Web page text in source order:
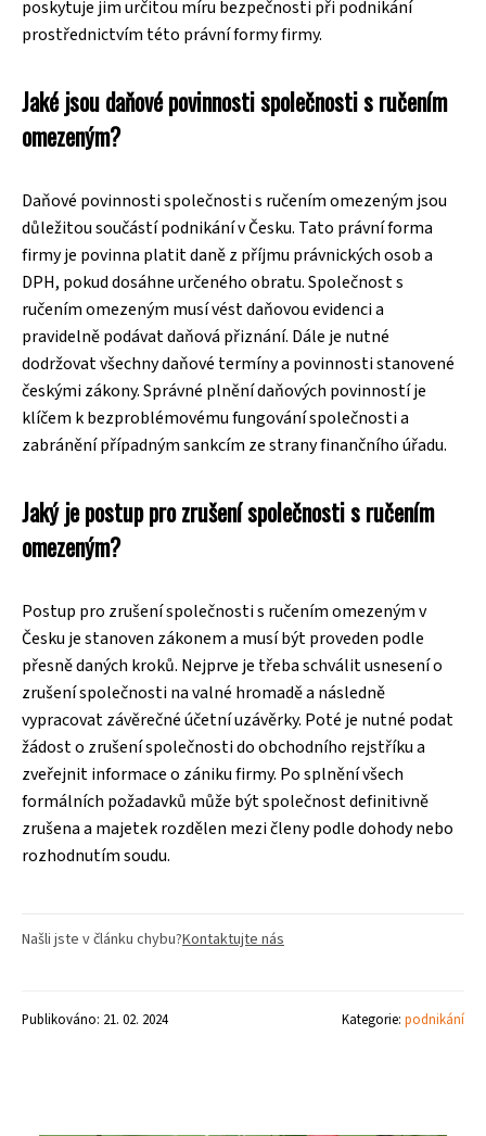
poskytuje jim určitou míru bezpečnosti při podnikání
prostřednictvím této právní formy firmy.
Jaké jsou daňové povinnosti společnosti s ručením
omezeným?
Daňové povinnosti společnosti s ručením omezeným jsou
důležitou součástí podnikání v Česku. Tato právní forma
firmy je povinna platit daně z příjmu právnických osob a
DPH, pokud dosáhne určeného obratu. Společnost s
ručením omezeným musí vést daňovou evidenci a
pravidelně podávat daňová přiznání. Dále je nutné
dodržovat všechny daňové termíny a povinnosti stanovené
českými zákony. Správné plnění daňových povinností je
klíčem k bezproblémovému fungování společnosti a
zabránění případným sankcím ze strany finančního úřadu.
Jaký je postup pro zrušení společnosti s ručením
omezeným?
Postup pro zrušení společnosti s ručením omezeným v
Česku je stanoven zákonem a musí být proveden podle
přesně daných kroků. Nejprve je třeba schválit usnesení o
zrušení společnosti na valné hromadě a následně
vypracovat závěrečné účetní uzávěrky. Poté je nutné podat
žádost o zrušení společnosti do obchodního rejstříku a
zveřejnit informace o zániku firmy. Po splnění všech
formálních požadavků může být společnost definitivně
zrušena a majetek rozdělen mezi členy podle dohody nebo
rozhodnutím soudu.
Našli jste v článku chybu?Kontaktujte nás
Publikováno: 21. 02. 2024 Kategorie: podnikání